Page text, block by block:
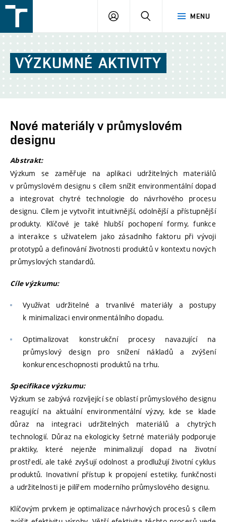
v
Brně
MENU
PŘIHLÁŠENÍ
VÝZKUMNÉ AKTIVITY
Nové materiály v průmyslovém
designu
Abstrakt:
Výzkum se zaměřuje na aplikaci udržitelných materiálů
v průmyslovém designu s cílem snížit environmentální dopad
a integrovat chytré technologie do návrhového procesu
designu. Cílem je vytvořit intuitivnější, odolnější a přístupnější
produkty. Klíčové je také hlubší pochopení formy, funkce
a interakce s uživatelem jako zásadního faktoru při vývoji
prototypů a definování životnosti produktů v kontextu nových
průmyslových standardů.
Cíle výzkumu:
Využívat udržitelné a trvanlivé materiály a postupy
k minimalizaci environmentálního dopadu.
Optimalizovat konstrukční procesy navazující na
průmyslový design pro snížení nákladů a zvýšení
konkurenceschopnosti produktů na trhu.
Specifikace výzkumu:
Výzkum se zabývá rozvíjející se oblastí průmyslového designu
reagující na aktuální environmentální výzvy, kde se klade
důraz na integraci udržitelných materiálů a chytrých
technologií. Důraz na ekologicky šetrné materiály podporuje
praktiky, které nejenže minimalizují dopad na životní
prostředí, ale také zvyšují odolnost a prodlužují životní cyklus
produktů. Inovativní přístup k propojení estetiky, funkčnosti
a udržitelnosti je pilířem moderního průmyslového designu.
Klíčovým prvkem je optimalizace návrhových procesů s cílem